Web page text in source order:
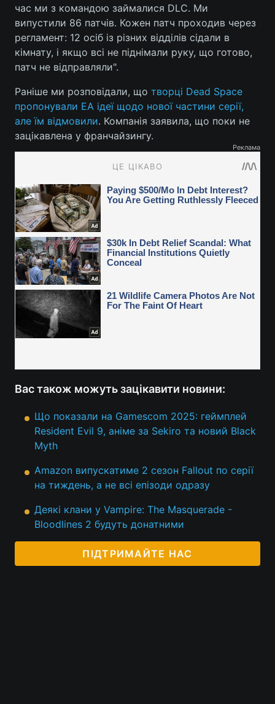
час ми з командою займалися DLC. Ми
випустили 86 патчів. Кожен патч проходив через
регламент: 12 осіб із різних відділів сідали в
кімнату, і якщо всі не піднімали руку, що готово,
патч не відправляли".
Раніше ми розповідали, що творці Dead Space
пропонували EA ідеї щодо нової частини серії,
але їм відмовили. Компанія заявила, що поки не
зацікавлена у франчайзингу.
Реклама
Вас також можуть зацікавити новини:
Що показали на Gamescom 2025: геймплей
Resident Evil 9, аніме за Sekiro та новий Black
Myth
Amazon випускатиме 2 сезон Fallout по серії
на тиждень, а не всі епізоди одразу
Деякі клани у Vampire: The Masquerade -
Bloodlines 2 будуть донатними
ПІДТРИМАЙТЕ НАС